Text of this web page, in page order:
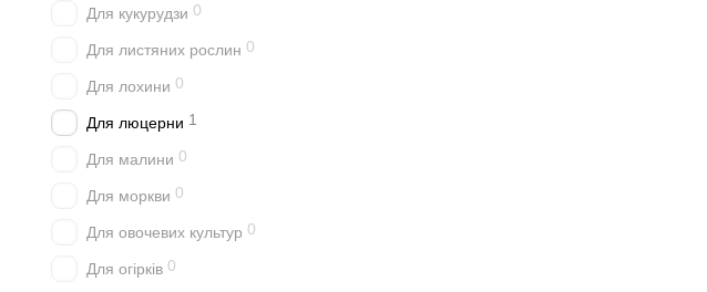
Для кукурудзи 0
Для листяних рослин 0
Для лохини 0
Для люцерни 1
Для малини 0
Для моркви 0
Для овочевих культур 0
Для огірків 0